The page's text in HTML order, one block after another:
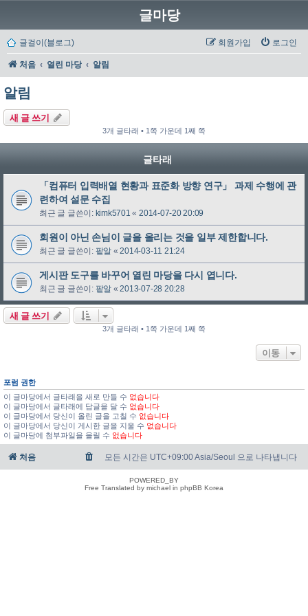
글마당
글걸이(블로그) 로그인
회원가입
처음 열린 마당 알림
알림
새 글 쓰기
3개 글타래 • 1쪽 가운데 1째 쪽
글타래
「컴퓨터 입력배열 현황과 표준화 방향 연구」 과제 수행에 관
련하여 설문 수집
최근 글 글쓴이: kimk5701 « 2014-07-20 20:09
회원이 아닌 손님이 글을 올리는 것을 일부 제한합니다.
최근 글 글쓴이: 팥알 «2014-03-11 21:24
게시판 도구를 바꾸어 열린 마당을 다시 엽니다.
최근 글 글쓴이: 팥알 «2013-07-28 20:28
새 글 쓰기
3개 글타래 • 1쪽 가운데 1째 쪽
이동
포럼 권한
이 글마당에서 글타래을 새로 만들 수 없습니다
이 글마당에서 글타래에 답글을 달 수 없습니다
이 글마당에서 당신이 올린 글을 고칠 수 없습니다
이 글마당에서 당신이 게시한 글을 지울 수 없습니다
이 글마당에 첨부파일을 올릴 수 없습니다
처음 모든 시간은 UTC+09:00 Asia/Seoul 으로 나타냅니다
POWERED_BY
Free Translated by michael in phpBB Korea